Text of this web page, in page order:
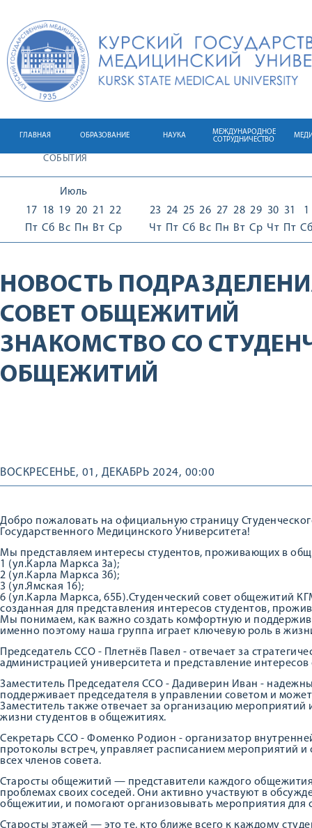
ГЛАВНАЯ ОБРАЗОВАНИЕ НАУКА
МЕЖДУНАРОДНОЕ
СОТРУДНИЧЕСТВО
СОБЫТИЯ
Июль
17
Пт
18
Сб
19
Вс
20
Пн
21
Вт
22
Ср
23
Чт
24
Пт
25
Сб
26
Вс
27
Пн
28
Вт
29
Ср
30
Чт
31
Пт
1
Сб
НОВОСТЬ
СОВЕТ ОБЩЕЖИТИЙ
ЗНАКОМСТВО СО
ОБЩЕЖИТИЙ
ВОСКРЕСЕНЬЕ, 01, ДЕКАБРЬ 2024, 00:00
Добро пожаловать на официальную страницу
Государственного Медицинского Университета!
Мы представляем интересы студентов, проживающих в
1 (ул.Карла Маркса 3а);
2 (ул.Карла Маркса 3б);
3 (ул.Ямская 16);
6 (ул.Карла Маркса, 65Б).Студенческий совет общежитий
созданная для представления интересов студентов,
Мы понимаем, как важно создать комфортную и
именно поэтому наша группа играет ключевую роль в
Председатель ССО - Плетнёв Павел - отвечает за
администрацией университета и представление интересов
Заместитель Председателя ССО - Дадиверин Иван -
поддерживает председателя в управлении советом и
Заместитель также отвечает за организацию
жизни студентов в общежитиях.
Секретарь ССО - Фоменко Родион - организатор
протоколы встреч, управляет расписанием мероприятий
всех членов совета.
Старосты общежитий — представители каждого
проблемах своих соседей. Они активно участвуют в
общежитии, и помогают организовывать мероприятия для
Старосты этажей — это те, кто ближе всего к каждому